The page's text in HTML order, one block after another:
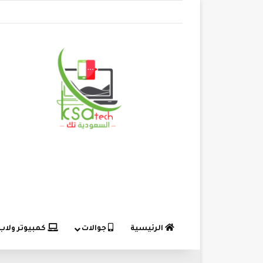
الرئيسية جوالات كمبيوتر